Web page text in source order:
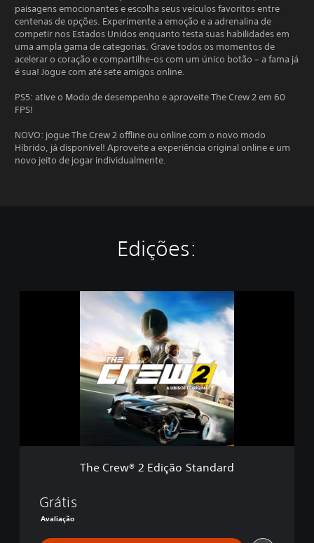
paisagens emocionantes e escolha seus veículos favoritos entre
centenas de opções. Experimente a emoção e a adrenalina de
competir nos Estados Unidos enquanto testa suas habilidades em
uma ampla gama de categorias. Grave todos os momentos de
acelerar o coração e compartilhe-os com um único botão – a fama já
é sua! Jogue com até sete amigos online.
PS5: ative o Modo de desempenho e aproveite The Crew 2 em 60
FPS!
NOVO: jogue The Crew 2 offline ou online com o novo modo
Híbrido, já disponível! Aproveite a experiência original online e um
novo jeito de jogar individualmente.
Edições:
i
The Crew® 2 Edição Standard
Grátis
Avaliação